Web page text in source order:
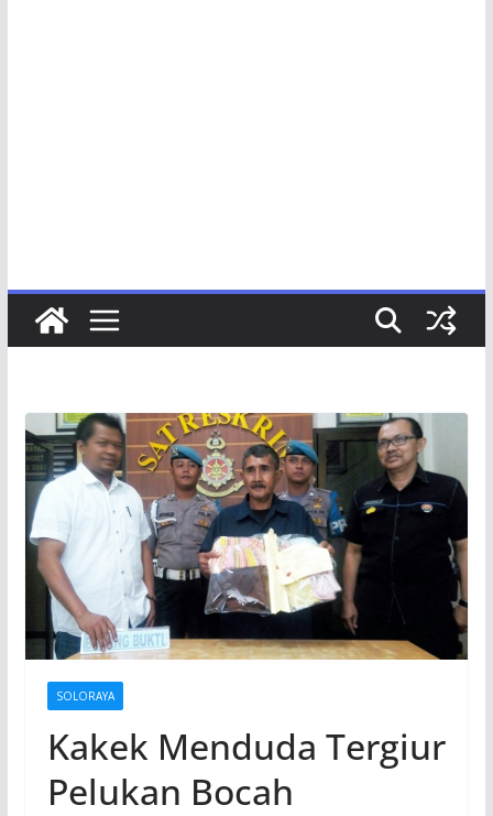
SOLORAYA
Kakek Menduda Tergiur
Pelukan Bocah